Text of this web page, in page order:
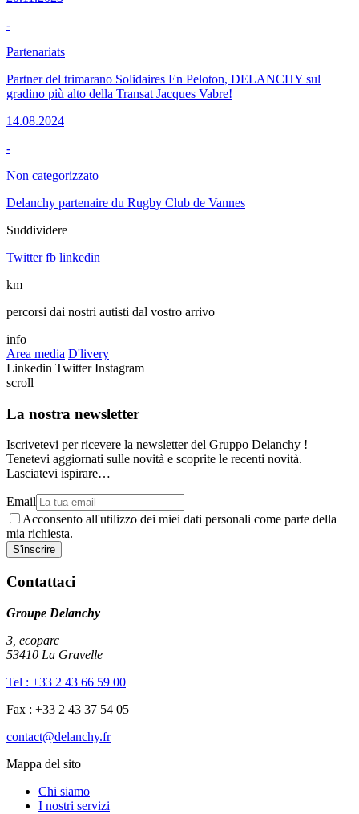
-
Partenariats
Partner del trimarano Solidaires En Peloton, DELANCHY sul
gradino più alto della Transat Jacques Vabre!
14.08.2024
-
Non categorizzato
Delanchy partenaire du Rugby Club de Vannes
Suddividere
Twitter fb linkedin
km
percorsi dai nostri autisti dal vostro arrivo
info
Area media D'livery
Linkedin Twitter Instagram
scroll
La nostra newsletter
Iscrivetevi per ricevere la newsletter del Gruppo Delanchy !
Tenetevi aggiornati sulle novità e scoprite le recenti novità.
Lasciatevi ispirare…
Email
Acconsento all'utilizzo dei miei dati personali come parte della
mia richiesta.
Contattaci
Groupe Delanchy
3, ecoparc
53410 La Gravelle
Tel : +33 2 43 66 59 00
Fax : +33 2 43 37 54 05
contact@delanchy.fr
Mappa del sito
Chi siamo
I nostri servizi